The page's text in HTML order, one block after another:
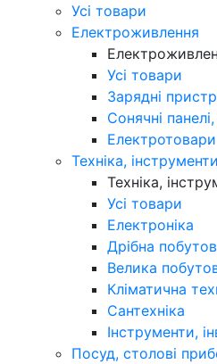
Усі товари
Електроживлення
Усі товари
Зарядні
Сонячні
Електротовари
Техніка, інструменти
Техніка,
Усі товари
Електроніка
Дрібна
Велика
Кліматична
Сантехніка
Інструменти,
Посуд, столові